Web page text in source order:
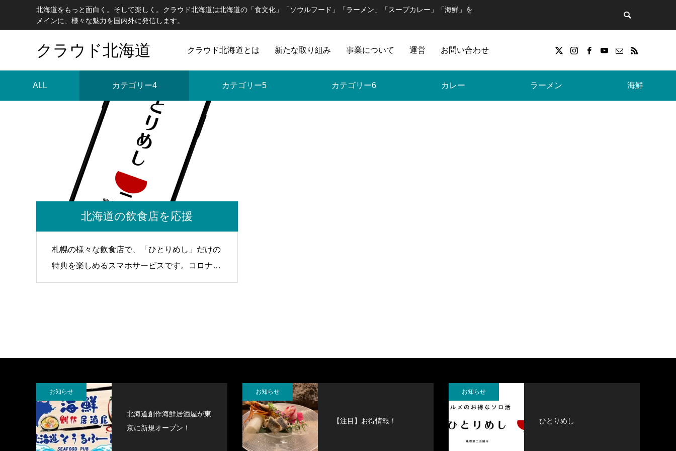
北海道をもっと面白く。そして楽しく。クラウド北海道は北海道の「食文化」「ソウルフード」「ラーメン」「スープカレー」「海鮮」を
メインに、様々な魅力を国内外に発信します。
クラウド北海道 クラウド北海道とは 新たな取り組み 事業について 運営 お問い合わせ
ALL カテゴリー4 カテゴリー5 カテゴリー6 カレー ラーメン 海鮮
北海道の飲食店を応援
札幌の様々な飲食店で、「ひとりめし」だけの
特典を楽しめるスマホサービスです。コロナ渦
において「ひとりごはん」「ソロ活」を推進し
お知らせ
北海道創作海鮮居酒屋が東
京に新規オープン！
お知らせ
【注目】お得情報！
お知らせ
ひとりめし